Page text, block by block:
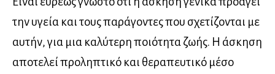
την υγεία και τους παράγοντες που σχετίζονται με
αυτήν, για μια καλύτερη ποιότητα ζωής. Η άσκηση
αποτελεί προληπτικό και θεραπευτικό μέσο